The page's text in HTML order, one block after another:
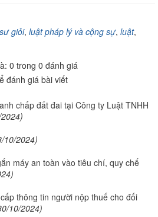
giỏi, luật pháp lý và cộng sự, luật,
0 trong 0 đánh giá
đánh giá bài viết
chấp đất đai tại Công ty Luật TNHH
10/2024)
máy an toàn vào tiêu chí, quy chế
thông tin người nộp thuế cho đối
10/2024)